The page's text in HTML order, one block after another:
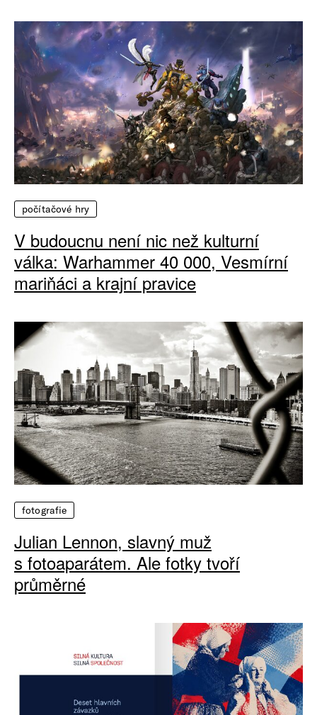
počítačové hry
V budoucnu není nic než kulturní
válka: Warhammer 40 000, Vesmírní
mariňáci a krajní pravice
fotografie
Julian Lennon, slavný muž
s fotoaparátem. Ale fotky tvoří
průměrné